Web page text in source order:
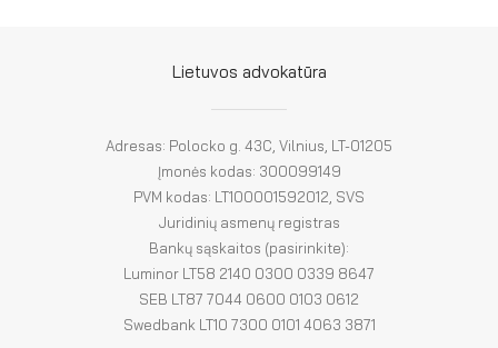
DE
FR
Lietuvos advokatūra
Adresas: Polocko g. 43C, Vilnius, LT-01205
Įmonės kodas: 300099149
PVM kodas: LT100001592012, SVS
Juridinių asmenų registras
Bankų sąskaitos (pasirinkite):
Luminor LT58 2140 0300 0339 8647
SEB LT87 7044 0600 0103 0612
Swedbank LT10 7300 0101 4063 3871